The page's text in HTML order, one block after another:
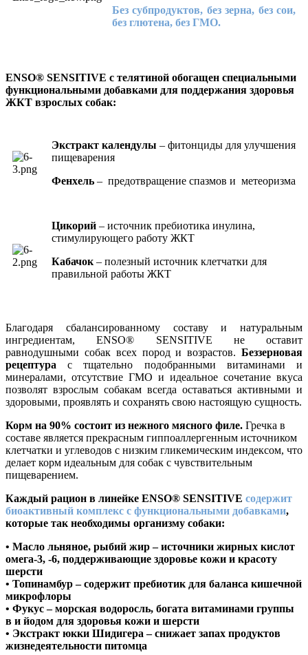
Без субпродуктов, без зерна, без сои,
без глютена, без ГМО.
ENSO® SENSITIVE c телятиной обогащен специальными
функциональными добавками для поддержания здоровья
ЖКТ взрослых собак:
Экстракт календулы – фитонциды для улучшения
пищеварения
Фенхель – предотвращение спазмов и метеоризма
Цикорий – источник пребиотика инулина,
стимулирующего работу ЖКТ
Кабачок – полезный источник клетчатки для
правильной работы ЖКТ
Благодаря сбалансированному составу и натуральным
ингредиентам, ENSO® SENSITIVE не оставит
равнодушными собак всех пород и возрастов. Беззерновая
рецептура с тщательно подобранными витаминами и
минералами, отсутствие ГМО и идеальное сочетание вкуса
позволят взрослым собакам всегда оставаться активными и
здоровыми, проявлять и сохранять свою настоящую сущность.
Корм на 90% состоит из нежного мясного филе. Гречка в
составе является прекрасным гиппоаллергенным источником
клетчатки и углеводов с низким гликемическим индексом, что
делает корм идеальным для собак с чувствительным
пищеварением.
Каждый рацион в линейке ENSO® SENSITIVE содержит
биоактивный комплекс с функциональными добавками,
которые так необходимы организму собаки:
• Масло льняное, рыбий жир– источники жирных кислот
омега-3, -6, поддерживающие здоровье кожи и красоту
шерсти
• Топинамбур– содержит пребиотик для баланса кишечной
микрофлоры
• Фукус– морская водоросль, богата витаминами группы
в и йодом для здоровья кожи и шерсти
• Экстракт юкки Шидигера – снижает запах продуктов
жизнедеятельности питомца